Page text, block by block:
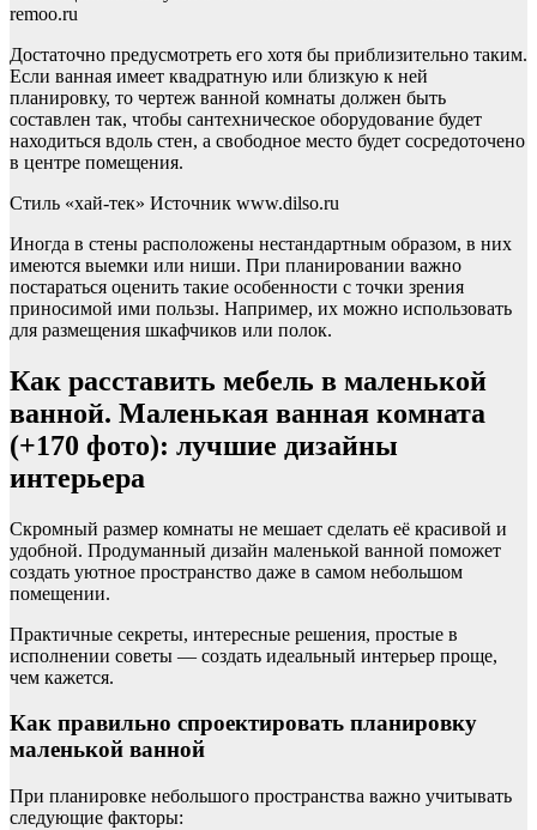
remoo.ru
Достаточно предусмотреть его хотя бы приблизительно таким.
Если ванная имеет квадратную или близкую к ней
планировку, то чертеж ванной комнаты должен быть
составлен так, чтобы сантехническое оборудование будет
находиться вдоль стен, а свободное место будет сосредоточено
в центре помещения.
Стиль «хай-тек» Источник www.dilso.ru
Иногда в стены расположены нестандартным образом, в них
имеются выемки или ниши. При планировании важно
постараться оценить такие особенности с точки зрения
приносимой ими пользы. Например, их можно использовать
для размещения шкафчиков или полок.
Как расставить мебель в маленькой
ванной. Маленькая ванная комната
(+170 фото): лучшие дизайны
интерьера
Скромный размер комнаты не мешает сделать её красивой и
удобной. Продуманный дизайн маленькой ванной поможет
создать уютное пространство даже в самом небольшом
помещении.
Практичные секреты, интересные решения, простые в
исполнении советы — создать идеальный интерьер проще,
чем кажется.
Как правильно спроектировать планировку
маленькой ванной
При планировке небольшого пространства важно учитывать
следующие факторы: